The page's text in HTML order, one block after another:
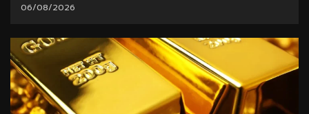
06/08/2026